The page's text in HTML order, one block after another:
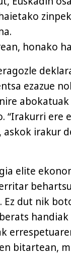
honako
ezazue
“Irakurri ere
irakur
elite
Ez dut nik
bitartean,